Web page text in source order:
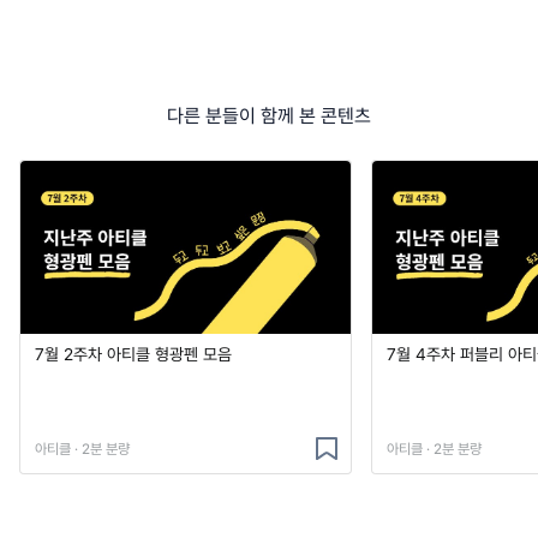
다른 분들이 함께 본 콘텐츠
7월 2주차 아티클 형광펜 모음
아티클 · 2분 분량
7월 4주차 퍼블리 아
아티클 · 2분 분량